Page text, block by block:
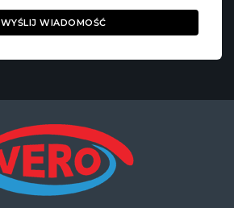
WYŚLIJ WIADOMOŚĆ